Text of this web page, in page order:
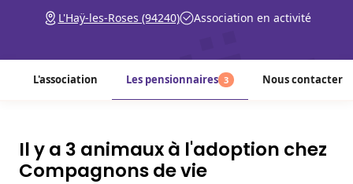
L'Haÿ-les-Roses (94240) Association en activité
L'association Les pensionnaires 3 Nous contacter
Il y a 3 animaux à l'adoption chez
Compagnons de vie